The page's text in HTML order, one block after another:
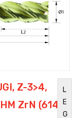
Z-3>4,
ZrN (614)
L
E
G